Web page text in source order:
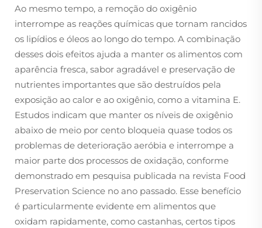
Ao mesmo tempo, a remoção do oxigênio
interrompe as reações químicas que tornam rancidos
os lipídios e óleos ao longo do tempo. A combinação
desses dois efeitos ajuda a manter os alimentos com
aparência fresca, sabor agradável e preservação de
nutrientes importantes que são destruídos pela
exposição ao calor e ao oxigênio, como a vitamina E.
Estudos indicam que manter os níveis de oxigênio
abaixo de meio por cento bloqueia quase todos os
problemas de deterioração aeróbia e interrompe a
maior parte dos processos de oxidação, conforme
demonstrado em pesquisa publicada na revista Food
Preservation Science no ano passado. Esse benefício
é particularmente evidente em alimentos que
oxidam rapidamente, como castanhas, certos tipos